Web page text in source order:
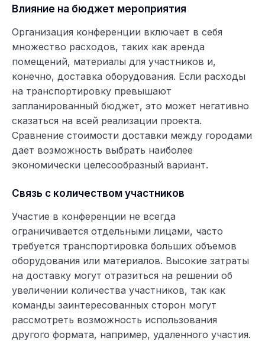
Влияние на бюджет мероприятия
Организация конференции включает в себя
множество расходов, таких как аренда
помещений, материалы для участников и,
конечно, доставка оборудования. Если расходы
на транспортировку превышают
запланированный бюджет, это может негативно
сказаться на всей реализации проекта.
Сравнение стоимости доставки между городами
дает возможность выбрать наиболее
экономически целесообразный вариант.
Связь с количеством участников
Участие в конференции не всегда
ограничивается отдельными лицами, часто
требуется транспортировка больших объемов
оборудования или материалов. Высокие затраты
на доставку могут отразиться на решении об
увеличении количества участников, так как
команды заинтересованных сторон могут
рассмотреть возможность использования
другого формата, например, удаленного участия.